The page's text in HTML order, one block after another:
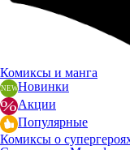
Комиксы и манга
Новинки
Акции
Популярные
Комиксы о